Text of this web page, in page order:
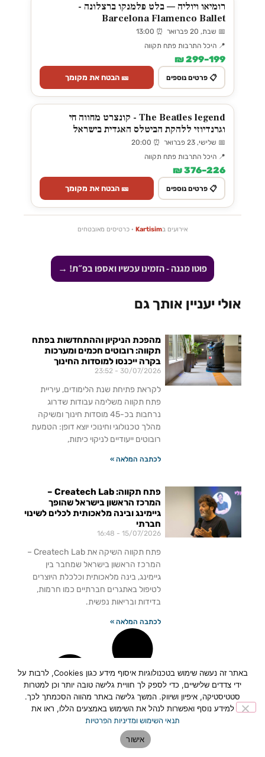
רומיאו ויוליה — בלט פלמנקו ברצלונה -
Barcelona Flamenco Ballet
📅 שבת, 20 פברואר ⏰ 13:00
📍 היכל התרבות פתח תקווה
199–299 ₪
📋 פרטים נוספים 🎫 הבטח את מקומך
The Beatles legend - קונצרט מחווה חי
וגרנדיוזי ללהקת הביטלס האגדית בישראל
📅 שלישי, 23 פברואר ⏰ 20:00
📍 היכל התרבות פתח תקווה
226–376 ₪
📋 פרטים נוספים 🎫 הבטח את מקומך
אירועים בKartisim · כרטיסים מאובטחים
פוטו מגנה - הזמינו עכשיו ואספו בפ״ת! →
אולי יעניין אותך גם
מהפכת הניקיון וההתחדשות בפתח
תקווה: רובוטים חכמים ומערכות
בקרה ייכנסו למוסדות החינוך
30/07/2026
לקראת פתיחת שנת הלימודים, עיריית
פתח תקווה משלימה עבודות שדרוג
נרחבות בכ-45 מוסדות חינוך ומשיקה
מהלך טכנולוגי וחינוכי יוצא דופן: הטמעת
רובוטים ייעודיים לניקוי כיתות,
לכתבה המלאה »
פתח תקווה: Createch Lab –
המרכז הראשון בישראל שהופך
גיימינג ובינה מלאכותית לכלים לשינוי
חברתי
15/07/2026
פתח תקווה השיקה את Createch Lab –
המרכז הראשון בישראל שמחבר בין
גיימינג, בינה מלאכותית וכלכלת היוצרים
לטיפול באתגרים חברתיים כמו חרמות,
בדידות ובריאות נפשית.
לכתבה המלאה »
באתר זה נעשה שימוש בטכנולוגיות איסוף מידע כגון Cookies, לרבות על
ידי צדדים שלישיים, כדי לספק לך חוויית גלישה טובה יותר וכן למטרות
סטטיסטיקה, איפיון ושיווק. המשך גלישה באתר מהווה הסכמתך לכך.
למידע נוסף ואפשרות לנהל את השימוש באמצעים הללו, ראו את
תנאי השימוש ומדיניות הפרטיות
אישור